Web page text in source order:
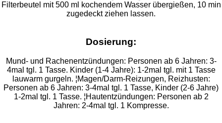
Filterbeutel mit 500 ml kochendem Wasser übergießen, 10 min
zugedeckt ziehen lassen.
Dosierung:
Mund- und Rachenentzündungen: Personen ab 6 Jahren: 3-
4mal tgl. 1 Tasse. Kinder (1-4 Jahre): 1-2mal tgl. mit 1 Tasse
lauwarm gurgeln. ¦Magen/Darm-Reizungen, Reizhusten:
Personen ab 6 Jahren: 3-4mal tgl. 1 Tasse, Kinder (2-6 Jahre)
1-2mal tgl. 1 Tasse. ¦Hautentzündungen: Personen ab 2
Jahren: 2-4mal tgl. 1 Kompresse.